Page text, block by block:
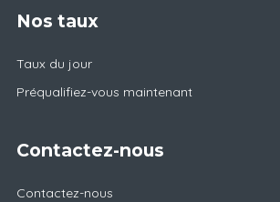
Nos taux
Taux du jour
Préqualifiez-vous maintenant
Contactez-nous
Contactez-nous